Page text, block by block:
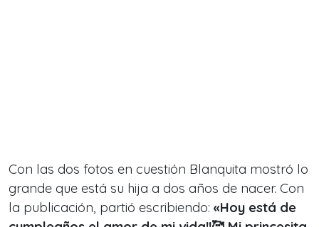
Con las dos fotos en cuestión Blanquita mostró lo
grande que está su hija a dos años de nacer. Con
la publicación, partió escribiendo: «Hoy está de